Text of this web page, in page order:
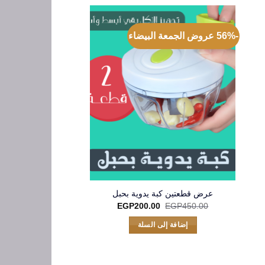
-56% عروض الجمعة البيضاء
عرض قطعتين كبة يدوية بحبل
EGP450.00
السعر
هو:
EGP450.00.
EGP200.00
إضافة إلى السلة